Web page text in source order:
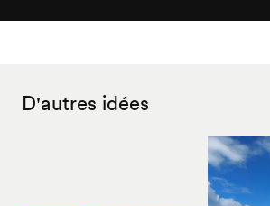
D'autres idées